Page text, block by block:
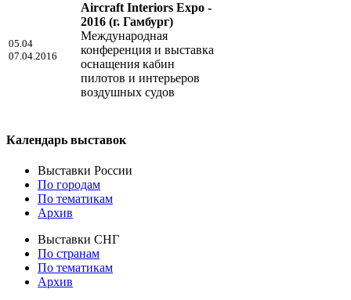
05.04
07.04.2016
Aircraft Interiors Expo -
2016 (г. Гамбург)
Международная
конференция и выставка
оснащения кабин
пилотов и интерьеров
воздушных судов
Календарь выставок
Выставки России
По городам
По тематикам
Архив
Выставки СНГ
По странам
По тематикам
Архив